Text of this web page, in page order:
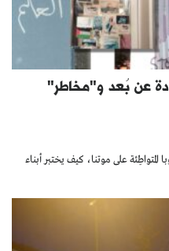
عن بُعد و"مخاطر"
على موتنا، كيف يختبر أبناء